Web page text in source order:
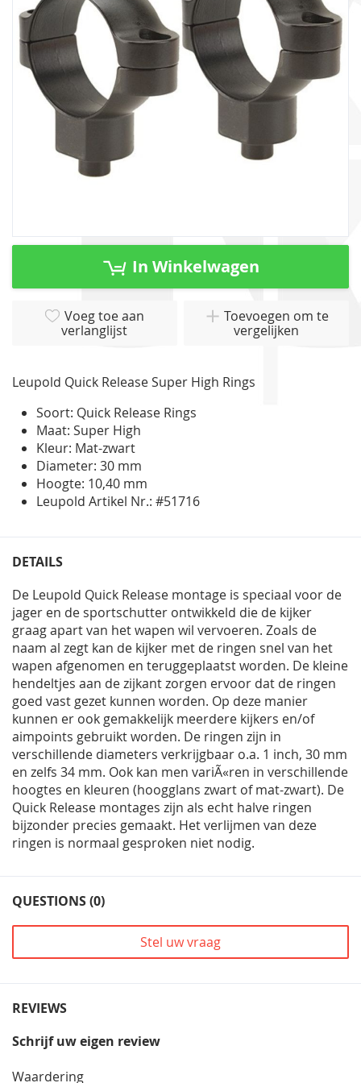
afbeeldingen-
gallerij
Ga
In Winkelwagen
Voeg toe aan
verlanglijst
Toevoegen om te
vergelijken
Leupold Quick Release Super High Rings
Soort: Quick Release Rings
Maat: Super High
Kleur: Mat-zwart
Diameter: 30 mm
Hoogte: 10,40 mm
Leupold Artikel Nr.: #51716
DETAILS
De Leupold Quick Release montage is speciaal voor de
jager en de sportschutter ontwikkeld die de kijker
graag apart van het wapen wil vervoeren. Zoals de
naam al zegt kan de kijker met de ringen snel van het
wapen afgenomen en teruggeplaatst worden. De kleine
hendeltjes aan de zijkant zorgen ervoor dat de ringen
goed vast gezet kunnen worden. Op deze manier
kunnen er ook gemakkelijk meerdere kijkers en/of
aimpoints gebruikt worden. De ringen zijn in
verschillende diameters verkrijgbaar o.a. 1 inch, 30 mm
en zelfs 34 mm. Ook kan men variÃ«ren in verschillende
hoogtes en kleuren (hoogglans zwart of mat-zwart). De
Quick Release montages zijn als echt halve ringen
bijzonder precies gemaakt. Het verlijmen van deze
ringen is normaal gesproken niet nodig.
QUESTIONS (0)
Stel uw vraag
REVIEWS
Schrijf uw eigen review
Waardering